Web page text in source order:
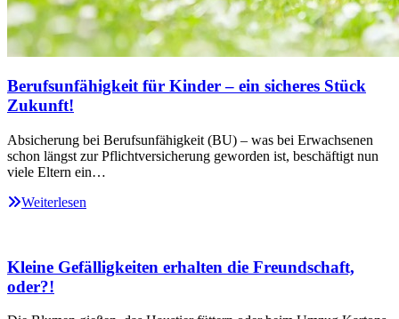
Berufsunfähigkeit für Kinder – ein sicheres Stück
Zukunft!
Absicherung bei Berufsunfähigkeit (BU) – was bei Erwachsenen
schon längst zur Pflichtversicherung geworden ist, beschäftigt nun
viele Eltern ein…
Weiterlesen
Kleine Gefälligkeiten erhalten die Freundschaft,
oder?!